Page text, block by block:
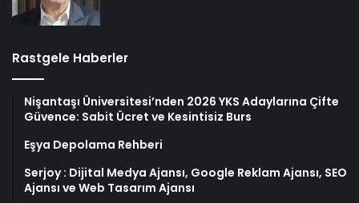
Rastgele Haberler
Nişantaşı Üniversitesi’nden 2026 YKS Adaylarına Çifte
Güvence: Sabit Ücret ve Kesintisiz Burs
Eşya Depolama Rehberi
Serjoy : Dijital Medya Ajansı, Google Reklam Ajansı, SEO
Ajansı ve Web Tasarım Ajansı